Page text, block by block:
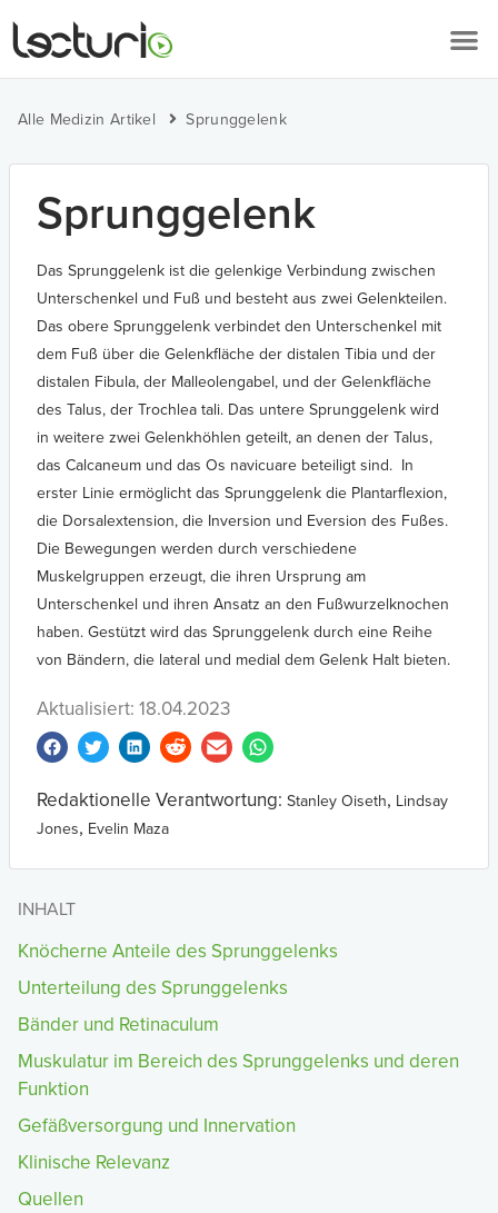
Alle Medizin Artikel Sprunggelenk
Sprunggelenk
Das Sprunggelenk ist die gelenkige Verbindung zwischen
Unterschenkel und Fuß und besteht aus zwei Gelenkteilen.
Das obere Sprunggelenk verbindet den Unterschenkel mit
dem Fuß über die Gelenkfläche der distalen Tibia und der
distalen Fibula, der Malleolengabel, und der Gelenkfläche
des Talus, der Trochlea tali. Das untere Sprunggelenk wird
in weitere zwei Gelenkhöhlen geteilt, an denen der Talus,
das Calcaneum und das Os navicuare beteiligt sind. In
erster Linie ermöglicht das Sprunggelenk die Plantarflexion,
die Dorsalextension, die Inversion und Eversion des Fußes.
Die Bewegungen werden durch verschiedene
Muskelgruppen erzeugt, die ihren Ursprung am
Unterschenkel und ihren Ansatz an den Fußwurzelknochen
haben. Gestützt wird das Sprunggelenk durch eine Reihe
von Bändern, die lateral und medial dem Gelenk Halt bieten.
Aktualisiert: 18.04.2023
Redaktionelle Verantwortung: Stanley Oiseth, Lindsay
Jones, Evelin Maza
INHALT
Knöcherne Anteile des Sprunggelenks
Unterteilung des Sprunggelenks
Bänder und Retinaculum
Muskulatur im Bereich des Sprunggelenks und deren
Funktion
Gefäßversorgung und Innervation
Klinische Relevanz
Quellen